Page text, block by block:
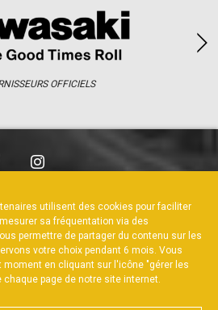
utilisent des cookies pour faciliter
sa fréquentation via des
permettre de partager du contenu sur les
votre choix pendant 6 mois. Vous
en cliquant sur l'icône "gérer les
page de notre site internet.
billetterie
OFFICIELS
POLITIQUE DE COOKIES
DE CONFIDENTIALITÉ
L’AGENCE WEB A3WEB